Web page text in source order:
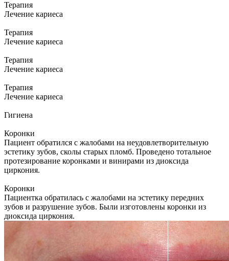
Терапия
Лечение кариеса
Терапия
Лечение кариеса
Терапия
Лечение кариеса
Терапия
Лечение кариеса
Гигиена
Коронки
Пациент обратился с жалобами на неудовлетворительную
эстетику зубов, сколы старых пломб. Проведено тотальное
протезирование коронками и винирами из диоксида
циркония.
Коронки
Пациентка обратилась с жалобами на эстетику передних
зубов и разрушение зубов. Были изготовлены коронки из
диоксида циркония.